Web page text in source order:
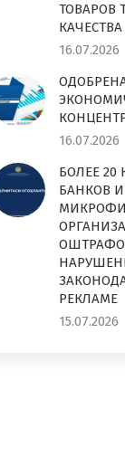
ТОВАРОВ
16.07.2026
16.07.2026
БОЛЕЕ
БАНКОВ И
РЕКЛАМЕ
15.07.2026